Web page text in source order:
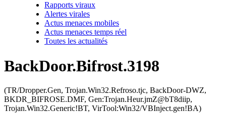
Rapports viraux
Alertes virales
Actus menaces mobiles
Actus menaces temps réel
Toutes les actualités
BackDoor.Bifrost.3198
(TR/Dropper.Gen, Trojan.Win32.Refroso.tjc, BackDoor-DWZ,
BKDR_BIFROSE.DMF, Gen:Trojan.Heur.jmZ@bT8diip,
Trojan.Win32.Generic!BT, VirTool:Win32/VBInject.gen!BA)